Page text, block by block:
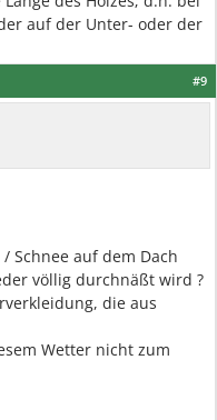
auf der Unter- oder der
#9
Schnee auf dem Dach
völlig durchnäßt wird ?
die aus
Wetter nicht zum